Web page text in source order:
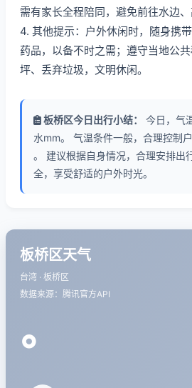
需有家长全程陪同，避免前往水边、
4. 其他提示：户外休闲时，随身携
药品，以备不时之需；遵守当地公
坪、丢弃垃圾，文明休闲。
板桥区今日出行小结：
今日，气
水mm。 气温条件一般，合理控制
。 建议根据自身情况，合理安排出
全，享受舒适的户外时光。
板桥区天气
台湾 · 板桥区
数据来源：腾讯官方API
°